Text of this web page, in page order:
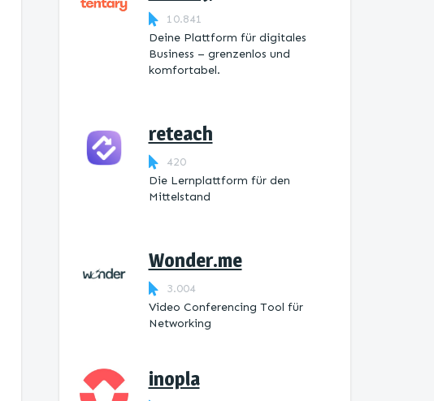
10.841
Deine Plattform für digitales
Business – grenzenlos und
komfortabel.
reteach
420
Die Lernplattform ​für den
Mittelstand
Wonder.me
3.004
Video Conferencing Tool für
Networking
inopla